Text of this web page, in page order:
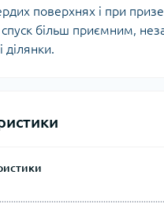
поверхнях і при
більш приємним,
ділянки.